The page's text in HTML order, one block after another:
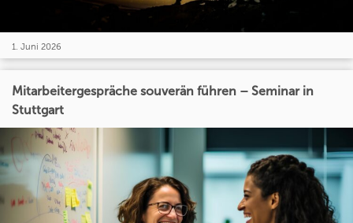
1. Juni 2026
Mitarbeitergespräche souverän führen – Seminar in
Stuttgart